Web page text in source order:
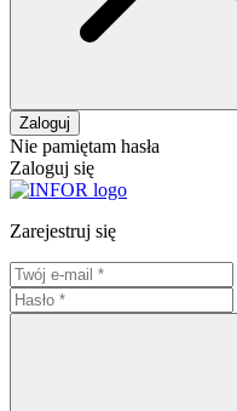
Zaloguj
Nie pamiętam hasła
Zaloguj się
Zarejestruj się